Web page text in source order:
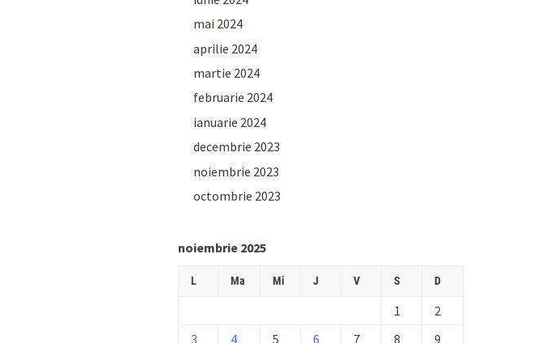
mai 2024
aprilie 2024
martie 2024
februarie 2024
ianuarie 2024
decembrie 2023
noiembrie 2023
octombrie 2023
noiembrie 2025
L Ma Mi J V S D
1
2
3
4 5 6 7 8 9